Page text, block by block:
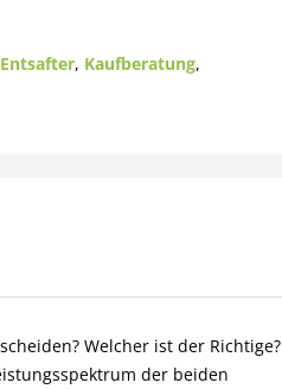
, Kaufberatung,
Welcher ist der Richtige?
der beiden